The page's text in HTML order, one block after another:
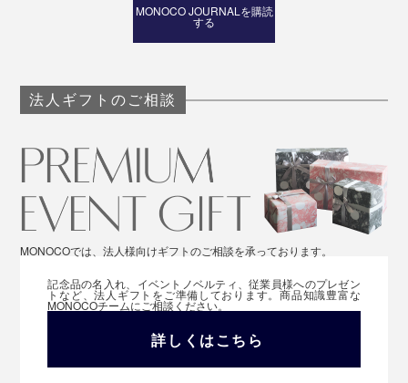
MONOCO JOURNALを購読
する
法人ギフトのご相談
MONOCOでは、法人様向けギフトのご相談を承っております。
記念品の名入れ、イベントノベルティ、従業員様へのプレゼン
トなど、法人ギフトをご準備しております。商品知識豊富な
MONOCOチームにご相談ください。
詳しくはこちら